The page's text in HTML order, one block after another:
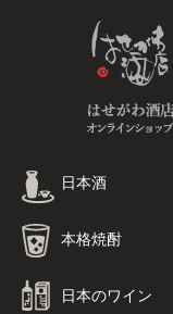
日本酒
本格焼酎
日本のワイン